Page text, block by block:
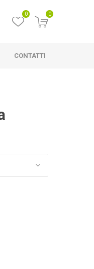
0 0
CONTATTI